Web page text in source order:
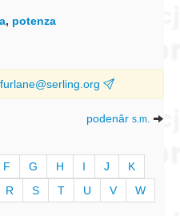
, potenza
podenâr s.m.
F G H I J
K
R S T U V
W